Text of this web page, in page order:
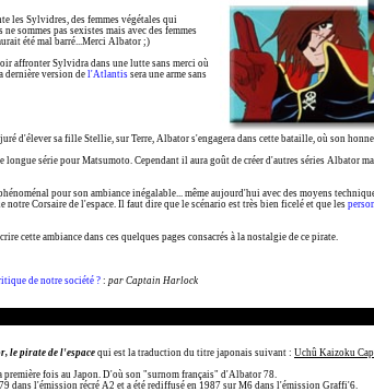
les Sylvidres, des femmes végétales qui
sommes pas sexistes mais avec des femmes
été mal barré...Merci Albator ;)
affronter Sylvidra dans une lutte sans merci où
dernière version de l'Atlantis sera une arme sans
d'élever sa fille Stellie, sur Terre, Albator s'engagera dans cette bataille, où son
longue série pour Matsumoto. Cependant il aura goût de créer d'autres séries Albator
pour son ambiance inégalable... même aujourd'hui avec des moyens
notre Corsaire de l'espace. Il faut dire que le scénario est très bien ficelé et que les
cette ambiance dans ces quelques pages consacrés à la nostalgie de ce pirate.
de notre société ? : par Captain Harlock
le pirate de l'espace qui est la traduction du titre japonais suivant : Uchû Kaizoku
première fois au Japon. D'où son "surnom français" d'Albator 78.
dans l'émission récré A2 et a été rediffusé en 1987 sur M6 dans l'émission Graffi'6.